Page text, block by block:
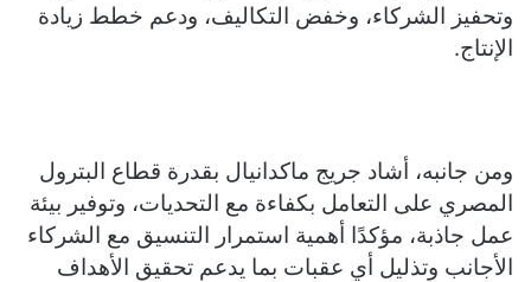
وتحفيز الشركاء، وخفض التكاليف، ودعم خطط زيادة
الإنتاج.
ومن جانبه، أشاد جريج ماكدانيال بقدرة قطاع البترول
المصري على التعامل بكفاءة مع التحديات، وتوفير بيئة
عمل جاذبة، مؤكدًا أهمية استمرار التنسيق مع الشركاء
الأجانب وتذليل أي عقبات بما يدعم تحقيق الأهداف